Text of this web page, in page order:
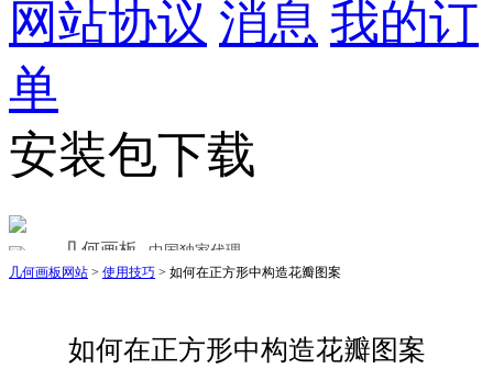
网站协议 消息 我的订
单
安装包下载
几何画板 中国独家代理
出色的数学教学软件
几何画板网站 > 使用技巧 > 如何在正方形中构造花瓣图案
如何在正方形中构造花瓣图案